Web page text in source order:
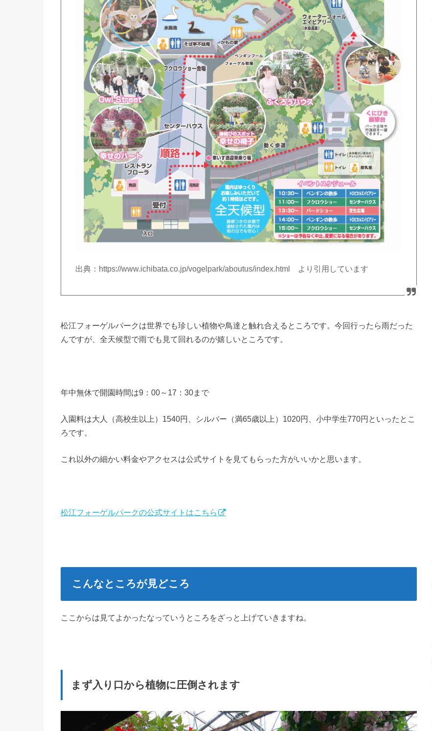
出典：https://www.ichibata.co.jp/vogelpark/aboutus/index.html より引用しています
松江フォーゲルパークは世界でも珍しい植物や鳥達と触れ合えるところです。今回行ったら雨だった
んですが、全天候型で雨でも見て回れるのが嬉しいところです。
年中無休で開園時間は9：00～17：30まで
入園料は大人（高校生以上）1540円、シルバー（満65歳以上）1020円、小中学生770円といったとこ
ろです。
これ以外の細かい料金やアクセスは公式サイトを見てもらった方がいいかと思います。
松江フォーゲルパークの公式サイトはこちら
こんなところが見どころ
ここからは見てよかったなっていうところをざっと上げていきますね。
まず入り口から植物に圧倒されます